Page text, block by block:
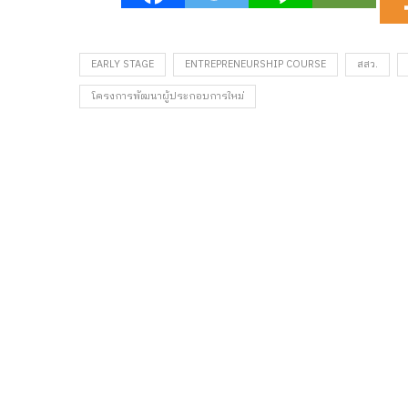
EARLY STAGE ENTREPRENEURSHIP COURSE สสว.
โครงการพัฒนาผู้ประกอบการใหม่